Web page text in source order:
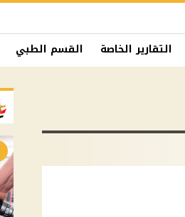
التقارير الخاصة القسم الطبي